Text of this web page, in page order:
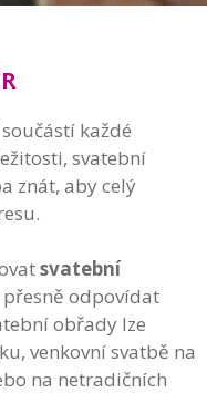
každé
svatební
znát, aby celý
svatební
odpovídat
obřady lze
venkovní svatbě na
na netradičních